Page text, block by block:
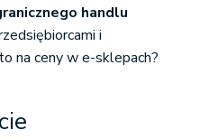
handlu
i
na ceny w e-sklepach?